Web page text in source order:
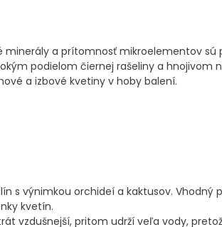
minerály a prítomnosť mikroelementov
podielom čiernej rašeliny a
a izbové kvetiny v hoby balení.
s výnimkou orchideí a kaktusov. Vhodný
kvetín.
vzdušnejší, pritom udrží veľa vody,